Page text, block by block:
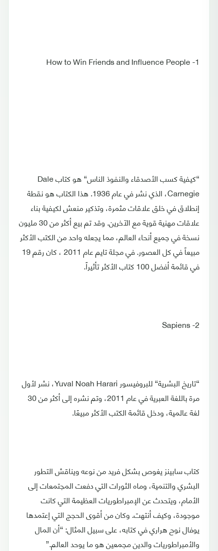
1- How to Win Friends and Influence People
“كيفية كسب الأصدقاء والنفوذ الناس“ هو كتاب Dale
Carnegie، الذي نشر في عام 1936. هذا الكتاب هو نقطة
إنطلاق في خلق علاقات مثمرة، وتذكير منعش لكيفية بناء
علاقات مهنية قوية مع الآخرين. وقد تم بيع أكثر من 30 مليون
نسخة في جميع أنحاء العالم، مما يجعله واحد من الكتب الأكثر
مبيعاً في كل العصور. في مجلة تايم عام 2011 ، كان رقم 19
في قائمة أفضل 100 كتاب الأكثر تأثيراً.
2- Sapiens
“تاريخ البشرية“ للبروفيسور Yuval Noah Harari، نشر لأول
مرة باللغة العبرية في عام 2011، وتم نشره إلى أكثر من 30
لغة عالمية، ودخل قائمة الكتب الأكثر مبيعًا.
كتاب سابينز يغوص بشكل فريد من نوعه ويناقش التطور
البشري والتنمية، وماه الثورات التي دفعت المجتمعات إلى
الأمام، ويتحدث عن الإمبراطوريات العظيمة التي كانت
موجودة، وكيف أنتهت. وكان من أقوى الحجج التي إعتمدها
يوفال نوح هراري في كتابه، على سبيل المثال: “أن المال
والأمبراطوريات والدين مجمعين هو ما يوحد العالم.”